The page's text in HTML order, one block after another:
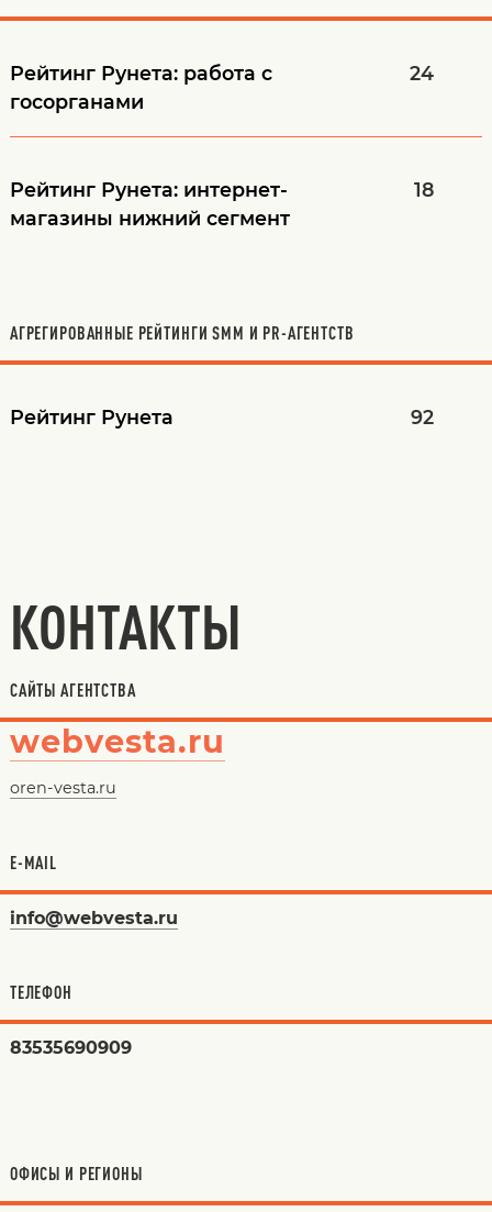
Рейтинг Рунета: работа с
госорганами
24
Рейтинг Рунета: интернет-
магазины нижний сегмент
18
АГРЕГИРОВАННЫЕ РЕЙТИНГИ SMM И PR-АГЕНТСТВ
Рейтинг Рунета 92
КОНТАКТЫ
САЙТЫ АГЕНТСТВА
webvesta.ru
oren-vesta.ru
E-MAIL
info@webvesta.ru
ТЕЛЕФОН
83535690909
ОФИСЫ И РЕГИОНЫ